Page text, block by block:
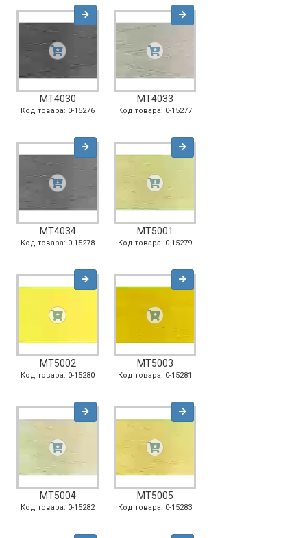
MT4030
Код товара: 0-15276
MT4033
Код товара: 0-15277
MT4034
Код товара: 0-15278
MT5001
Код товара: 0-15279
MT5002
Код товара: 0-15280
MT5003
Код товара: 0-15281
MT5004
Код товара: 0-15282
MT5005
Код товара: 0-15283